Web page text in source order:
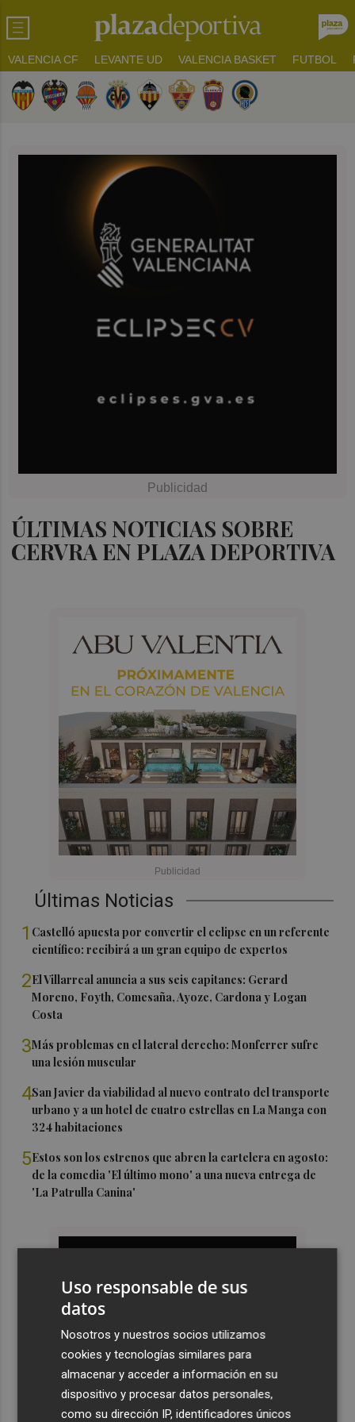
VALENCIA CF LEVANTE UD VALENCIA BASKET FUTBOL
ÚLTIMAS NOTICIAS SOBRE
CERVRA EN PLAZA DEPORTIVA
Últimas Noticias
1 Castelló apuesta por convertir el eclipse en un referente
científico: recibirá a un gran equipo de expertos
2El Villarreal anuncia a sus seis capitanes: Gerard
Moreno, Foyth, Comesaña, Ayoze, Cardona y Logan
Costa
3Más problemas en el lateral derecho: Monferrer sufre
una lesión muscular
4San Javier da viabilidad al nuevo contrato del transporte
urbano y a un hotel de cuatro estrellas en La Manga con
324 habitaciones
5Estos son los estrenos que abren la cartelera en agosto:
de la comedia 'El último mono' a una nueva entrega de
'La Patrulla Canina'
Uso responsable de sus
datos
Nosotros y nuestros socios utilizamos
cookies y tecnologías similares para
almacenar y acceder a información en su
dispositivo y procesar datos personales,
como su dirección IP, identificadores únicos